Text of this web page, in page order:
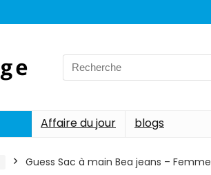
Search
for:
Affaire du jour blogs
Guess Sac à main Bea jeans – Femme